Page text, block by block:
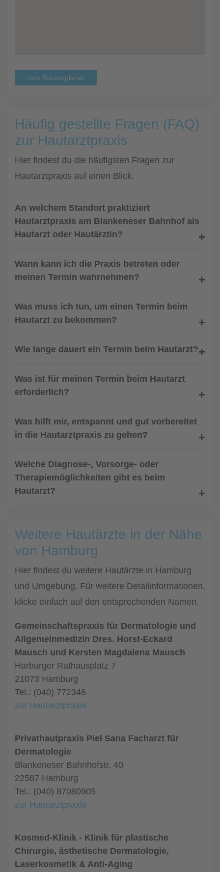
zum Routenplaner
Häufig gestellte Fragen (FAQ)
zur Hautarztpraxis
Hier findest du die häufigsten Fragen zur
Hautarztpraxis auf einen Blick.
An welchem Standort praktiziert
Hautarztpraxis am Blankeneser Bahnhof als
Hautarzt oder Hautärztin?
Wann kann ich die Praxis betreten oder
meinen Termin wahrnehmen?
Was muss ich tun, um einen Termin beim
Hautarzt zu bekommen?
Wie lange dauert ein Termin beim Hautarzt?
Was ist für meinen Termin beim Hautarzt
erforderlich?
Was hilft mir, entspannt und gut vorbereitet
in die Hautarztpraxis zu gehen?
Welche Diagnose-, Vorsorge- oder
Therapiemöglichkeiten gibt es beim
Hautarzt?
Weitere Hautärzte in der Nähe
von Hamburg
Hier findest du weitere Hautärzte in Hamburg
und Umgebung. Für weitere Detailinformationen,
klicke einfach auf den entsprechenden Namen.
Gemeinschaftspraxis für Dermatologie und
Allgemeinmedizin Dres. Horst-Eckard
Mausch und Kersten Magdalena Mausch
Harburger Rathausplatz 7
21073 Hamburg
Tel.: (040) 772346
zur Hautarztpraxis
Privathautpraxis Piel Sana Facharzt für
Dermatologie
Blankeneser Bahnhofstr. 40
22587 Hamburg
Tel.: (040) 87080905
zur Hautarztpraxis
Kosmed-Klinik - Klinik für plastische
Chirurgie, ästhetische Dermatologie,
Laserkosmetik & Anti-Aging